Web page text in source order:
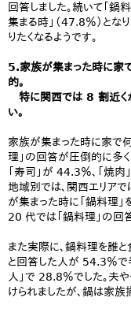
回答しました。続いて「鍋
集まる時」（47.8％）とな
りたくなるようです。
5.家族が集まった時に家
的。
特に関西では 8 割近く
い。
家族が集まった時に家で
理」の回答が圧倒的に多
「寿司」が 44.3％、「焼
地域別では、関西エリア
が集まった時に「鍋料理」
20 代では「鍋料理」の回
また実際に、鍋料理を誰と
と回答した人が 54.3％で
人」で 28.8％でした。夫
けられましたが、鍋は家族